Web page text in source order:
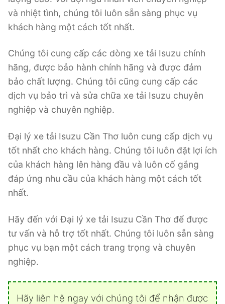
và nhiệt tình, chúng tôi luôn sẵn sàng phục vụ
khách hàng một cách tốt nhất.
Chúng tôi cung cấp các dòng xe tải Isuzu chính
hãng, được bảo hành chính hãng và được đảm
bảo chất lượng. Chúng tôi cũng cung cấp các
dịch vụ bảo trì và sửa chữa xe tải Isuzu chuyên
nghiệp và chuyên nghiệp.
Đại lý xe tải Isuzu Cần Thơ luôn cung cấp dịch vụ
tốt nhất cho khách hàng. Chúng tôi luôn đặt lợi ích
của khách hàng lên hàng đầu và luôn cố gắng
đáp ứng nhu cầu của khách hàng một cách tốt
nhất.
Hãy đến với Đại lý xe tải Isuzu Cần Thơ để được
tư vấn và hỗ trợ tốt nhất. Chúng tôi luôn sẵn sàng
phục vụ bạn một cách trang trọng và chuyên
nghiệp.
Hãy liên hệ ngay với chúng tôi để nhận được